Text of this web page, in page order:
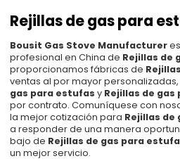
Rejillas de gas para
Bousit Gas Stove Manufacturer
profesional en China de Rejillas de
proporcionamos fábricas de
ventas al por mayor
gas para estufas y Rejillas de
por contrato. Comuníquese con
la mejor cotización para Rejillas de
a responder de una manera
bajo de Rejillas de gas para
un mejor servicio.